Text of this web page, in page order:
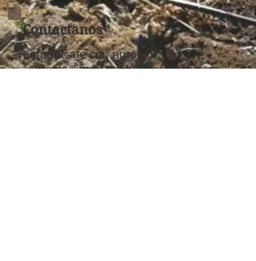
Contactanos
Comunicate con nosotros
contacto@fundacionalfarcito.org.ar